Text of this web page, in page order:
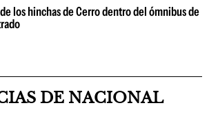
los hinchas de Cerro dentro del ómnibus de
DE NACIONAL